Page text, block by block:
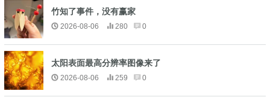
竹知了事件，没有赢家
2026-08-06 280 0
太阳表面最高分辨率图像来了
2026-08-06 259 0